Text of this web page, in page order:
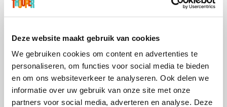
Deze website maakt gebruik van cookies
We gebruiken cookies om content en advertenties te
personaliseren, om functies voor social media te bieden
en om ons websiteverkeer te analyseren. Ook delen we
informatie over uw gebruik van onze site met onze
partners voor social media, adverteren en analyse. Deze